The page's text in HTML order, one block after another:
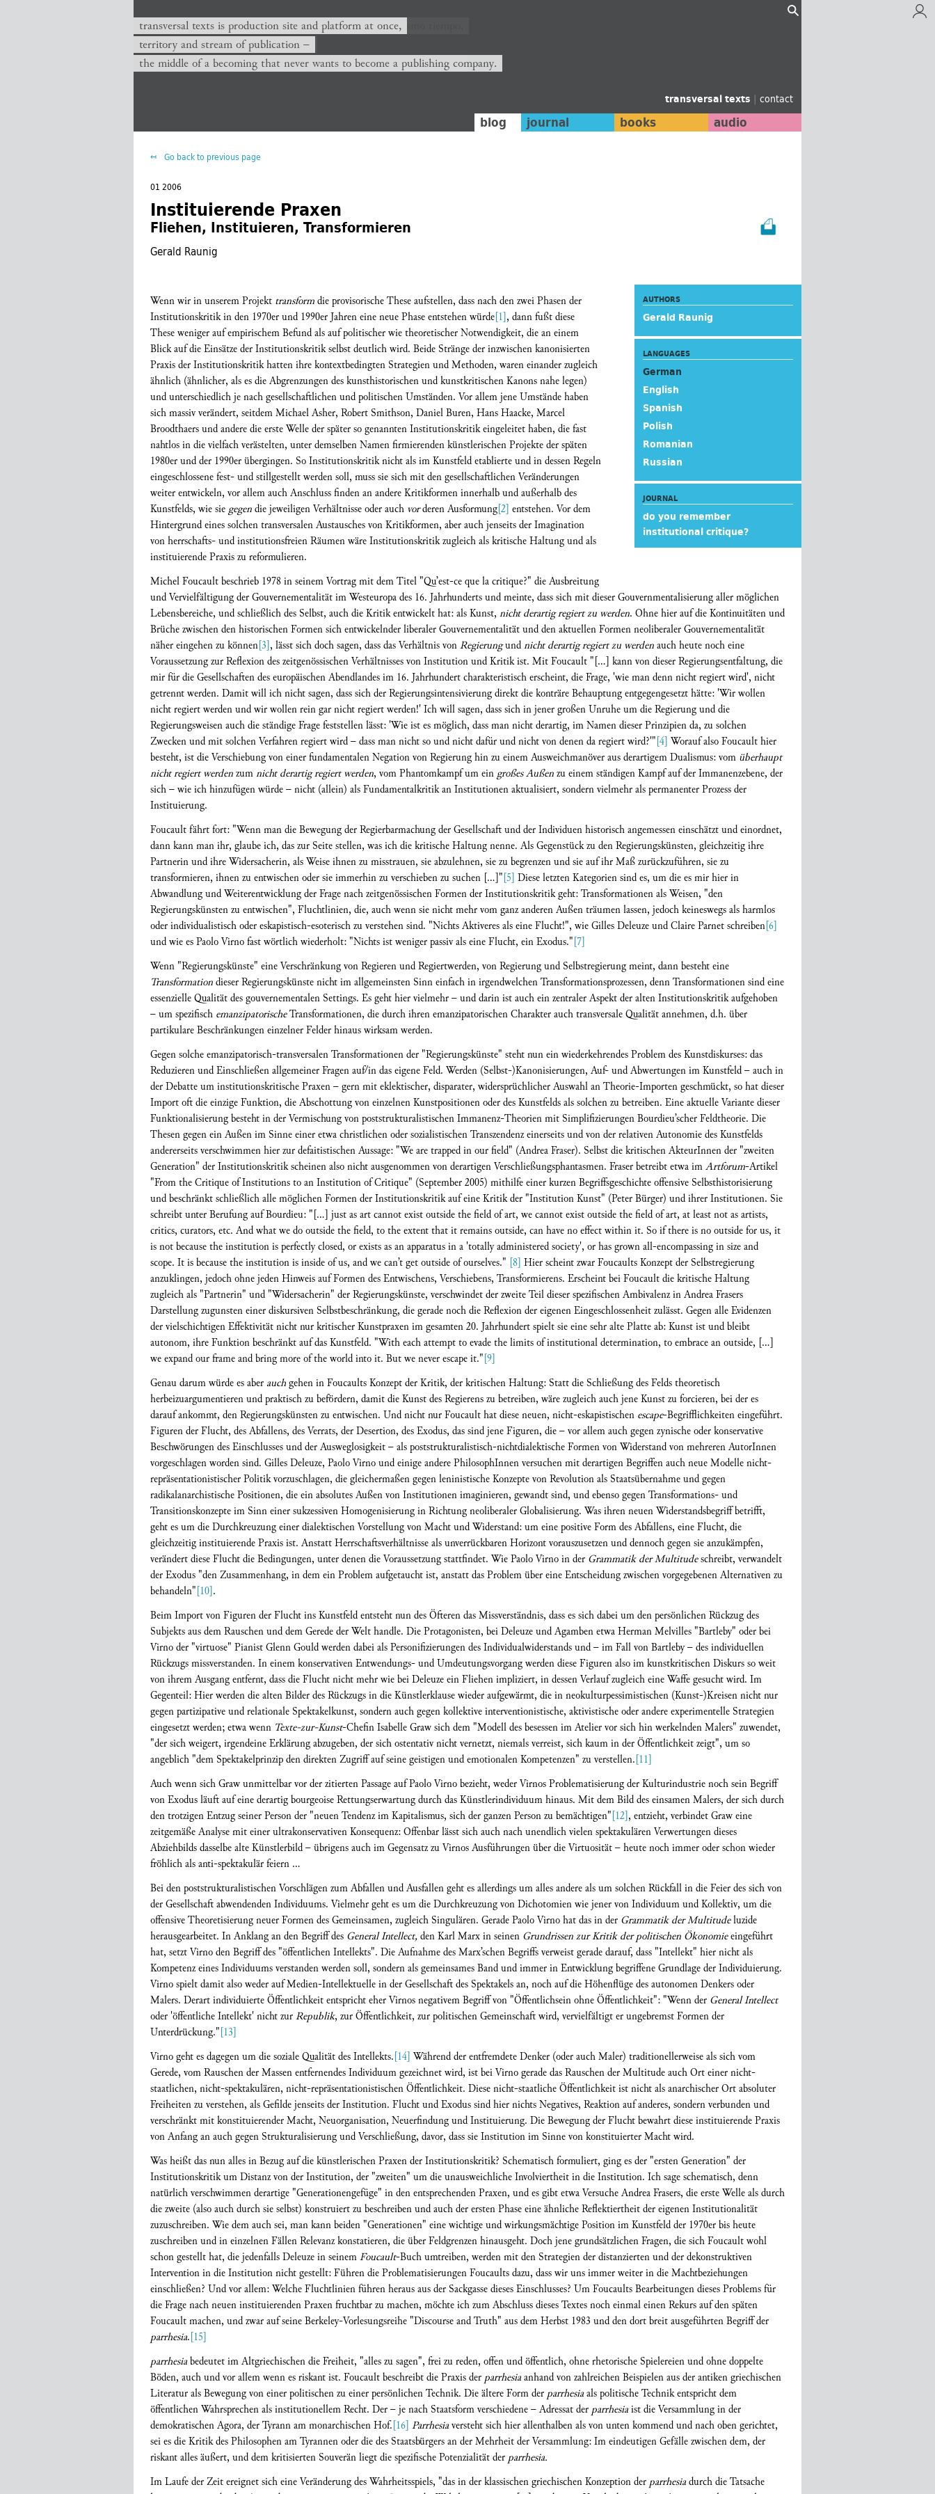
transversal texts is production site and platform at once,
territory and stream of publication −
the middle of a becoming that never wants to become a publishing company.
transversal texts | contact
blog journal books audio
Go back to previous page
01 2006
Instituierende Praxen
Fliehen, Instituieren, Transformieren
Gerald Raunig
AUTHORS
Gerald Raunig
LANGUAGES
German
English
Spanish
Polish
Romanian
Russian
JOURNAL
do you remember
institutional critique?
Wenn wir in unserem Projekt transformdie provisorische These aufstellen, dass nach den zwei Phasen der
Institutionskritik in den 1970er und 1990er Jahren eine neue Phase entstehen würde[1], dann fußt diese
These weniger auf empirischem Befund als auf politischer wie theoretischer Notwendigkeit, die an einem
Blick auf die Einsätze der Institutionskritik selbst deutlich wird. Beide Stränge der inzwischen kanonisierten
Praxis der Institutionskritik hatten ihre kontextbedingten Strategien und Methoden, waren einander zugleich
ähnlich (ähnlicher, als es die Abgrenzungen des kunsthistorischen und kunstkritischen Kanons nahe legen)
und unterschiedlich je nach gesellschaftlichen und politischen Umständen. Vor allem jene Umstände haben
sich massiv verändert, seitdem Michael Asher, Robert Smithson, Daniel Buren, Hans Haacke, Marcel
Broodthaers und andere die erste Welle der später so genannten Institutionskritik eingeleitet haben, die fast
nahtlos in die vielfach verästelten, unter demselben Namen firmierenden künstlerischen Projekte der späten
1980er und der 1990er übergingen. So Institutionskritik nicht als im Kunstfeld etablierte und in dessen Regeln
eingeschlossene fest- und stillgestellt werden soll, muss sie sich mit den gesellschaftlichen Veränderungen
weiter entwickeln, vor allem auch Anschluss finden an andere Kritikformen innerhalb und außerhalb des
Kunstfelds, wie siegegendie jeweiligen Verhältnisse oder auch vorderen Ausformung[2] entstehen. Vor dem
Hintergrund eines solchen transversalen Austausches von Kritikformen, aber auch jenseits der Imagination
von herrschafts- und institutionsfreien Räumen wäre Institutionskritik zugleich als kritische Haltung und als
instituierende Praxis zu reformulieren.
Michel Foucault beschrieb 1978 in seinem Vortrag mit dem Titel "Qu’est-ce que la critique?" die Ausbreitung
und Vervielfältigung der Gouvernementalität im Westeuropa des 16. Jahrhunderts und meinte, dass sich mit dieser Gouvernmentalisierung aller möglichen
Lebensbereiche, und schließlich des Selbst, auch die Kritik entwickelt hat: als Kunst, nicht derartig regiert zu werden. Ohne hier auf die Kontinuitäten und
Brüche zwischen den historischen Formen sich entwickelnder liberaler Gouvernementalität und den aktuellen Formen neoliberaler Gouvernementalität
näher eingehen zu können[3], lässt sich doch sagen, dass das Verhältnis vonRegierungundnicht derartig regiert zu werdenauch heute noch eine
Voraussetzung zur Reflexion des zeitgenössischen Verhältnisses von Institution und Kritik ist. Mit Foucault "[…] kann von dieser Regierungsentfaltung, die
mir für die Gesellschaften des europäischen Abendlandes im 16. Jahrhundert charakteristisch erscheint, die Frage, 'wie man denn nicht regiert wird', nicht
getrennt werden. Damit will ich nicht sagen, dass sich der Regierungsintensivierung direkt die konträre Behauptung entgegengesetzt hätte: 'Wir wollen
nicht regiert werden und wir wollen rein gar nicht regiert werden!' Ich will sagen, dass sich in jener großen Unruhe um die Regierung und die
Regierungsweisen auch die ständige Frage feststellen lässt: 'Wie ist es möglich, dass man nicht derartig, im Namen dieser Prinzipien da, zu solchen
Zwecken und mit solchen Verfahren regiert wird – dass man nicht so und nicht dafür und nicht von denen da regiert wird?'"[4] Worauf also Foucault hier
besteht, ist die Verschiebung von einer fundamentalen Negation von Regierung hin zu einem Ausweichmanöver aus derartigem Dualismus: vom überhaupt
nicht regiert werdenzumnicht derartig regiert werden, vom Phantomkampf um eingroßes Außenzu einem ständigen Kampf auf der Immanenzebene, der
sich – wie ich hinzufügen würde – nicht (allein) als Fundamentalkritik an Institutionen aktualisiert, sondern vielmehr als permanenter Prozess der
Instituierung.
Foucault fährt fort: "Wenn man die Bewegung der Regierbarmachung der Gesellschaft und der Individuen historisch angemessen einschätzt und einordnet,
dann kann man ihr, glaube ich, das zur Seite stellen, was ich die kritische Haltung nenne. Als Gegenstück zu den Regierungskünsten, gleichzeitig ihre
Partnerin und ihre Widersacherin, als Weise ihnen zu misstrauen, sie abzulehnen, sie zu begrenzen und sie auf ihr Maß zurückzuführen, sie zu
transformieren, ihnen zu entwischen oder sie immerhin zu verschieben zu suchen […]"[5] Diese letzten Kategorien sind es, um die es mir hier in
Abwandlung und Weiterentwicklung der Frage nach zeitgenössischen Formen der Institutionskritik geht: Transformationen als Weisen, "den
Regierungskünsten zu entwischen", Fluchtlinien, die, auch wenn sie nicht mehr vom ganz anderen Außen träumen lassen, jedoch keineswegs als harmlos
oder individualistisch oder eskapistisch-esoterisch zu verstehen sind. "Nichts Aktiveres als eine Flucht!", wie Gilles Deleuze und Claire Parnet schreiben[6]
und wie es Paolo Virno fast wörtlich wiederholt: "Nichts ist weniger passiv als eine Flucht, ein Exodus."[7]
Wenn "Regierungskünste" eine Verschränkung von Regieren und Regiertwerden, von Regierung und Selbstregierung meint, dann besteht eine
Transformationdieser Regierungskünste nicht im allgemeinsten Sinn einfach in irgendwelchen Transformationsprozessen, denn Transformationen sind eine
essenzielle Qualität des gouvernementalen Settings. Es geht hier vielmehr – und darin ist auch ein zentraler Aspekt der alten Institutionskritik aufgehoben
– um spezifisch emanzipatorischeTransformationen, die durch ihren emanzipatorischen Charakter auch transversale Qualität annehmen, d.h. über
partikulare Beschränkungen einzelner Felder hinaus wirksam werden.
Gegen solche emanzipatorisch-transversalen Transformationen der "Regierungskünste" steht nun ein wiederkehrendes Problem des Kunstdiskurses: das
Reduzieren und Einschließen allgemeiner Fragen auf/in das eigene Feld. Werden (Selbst-)Kanonisierungen, Auf- und Abwertungen im Kunstfeld – auch in
der Debatte um institutionskritische Praxen – gern mit eklektischer, disparater, widersprüchlicher Auswahl an Theorie-Importen geschmückt, so hat dieser
Import oft die einzige Funktion, die Abschottung von einzelnen Kunstpositionen oder des Kunstfelds als solchen zu betreiben. Eine aktuelle Variante dieser
Funktionalisierung besteht in der Vermischung von poststrukturalistischen Immanenz-Theorien mit Simplifizierungen Bourdieu’scher Feldtheorie. Die
Thesen gegen ein Außen im Sinne einer etwa christlichen oder sozialistischen Transzendenz einerseits und von der relativen Autonomie des Kunstfelds
andererseits verschwimmen hier zur defaitistischen Aussage: "We are trapped in our field" (Andrea Fraser). Selbst die kritischen AkteurInnen der "zweiten
Generation" der Institutionskritik scheinen also nicht ausgenommen von derartigen Verschließungsphantasmen. Fraser betreibt etwa imArtforum-Artikel
"From the Critique of Institutions to an Institution of Critique" (September 2005) mithilfe einer kurzen Begriffsgeschichte offensive Selbsthistorisierung
und beschränkt schließlich alle möglichen Formen der Institutionskritik auf eine Kritik der "Institution Kunst" (Peter Bürger) und ihrer Institutionen. Sie
schreibt unter Berufung auf Bourdieu: "[…] just as art cannot exist outside the field of art, we cannot exist outside the field of art, at least not as artists,
critics, curators, etc. And what we do outside the field, to the extent that it remains outside, can have no effect within it. So if there is no outside for us, it
is not because the institution is perfectly closed, or exists as an apparatus in a 'totally administered society', or has grown all-encompassing in size and
scope. It is because the institution is inside of us, and we can’t get outside of ourselves." [8] Hier scheint zwar Foucaults Konzept der Selbstregierung
anzuklingen, jedoch ohne jeden Hinweis auf Formen des Entwischens, Verschiebens, Transformierens. Erscheint bei Foucault die kritische Haltung
zugleich als "Partnerin" und "Widersacherin" der Regierungskünste, verschwindet der zweite Teil dieser spezifischen Ambivalenz in Andrea Frasers
Darstellung zugunsten einer diskursiven Selbstbeschränkung, die gerade noch die Reflexion der eigenen Eingeschlossenheit zulässt. Gegen alle Evidenzen
der vielschichtigen Effektivität nicht nur kritischer Kunstpraxen im gesamten 20. Jahrhundert spielt sie eine sehr alte Platte ab: Kunst ist und bleibt
autonom, ihre Funktion beschränkt auf das Kunstfeld. "With each attempt to evade the limits of institutional determination, to embrace an outside, […]
we expand our frame and bring more of the world into it. But we never escape it."[9]
Genau darum würde es aber auchgehen in Foucaults Konzept der Kritik, der kritischen Haltung: Statt die Schließung des Felds theoretisch
herbeizuargumentieren und praktisch zu befördern, damit die Kunst des Regierens zu betreiben, wäre zugleich auch jene Kunst zu forcieren, bei der es
darauf ankommt, den Regierungskünsten zu entwischen. Und nicht nur Foucault hat diese neuen, nicht-eskapistischen escape-Begrifflichkeiten eingeführt.
Figuren der Flucht, des Abfallens, des Verrats, der Desertion, des Exodus, das sind jene Figuren, die – vor allem auch gegen zynische oder konservative
Beschwörungen des Einschlusses und der Ausweglosigkeit – als poststrukturalistisch-nichtdialektische Formen von Widerstand von mehreren AutorInnen
vorgeschlagen worden sind. Gilles Deleuze, Paolo Virno und einige andere PhilosophInnen versuchen mit derartigen Begriffen auch neue Modelle nicht-
repräsentationistischer Politik vorzuschlagen, die gleichermaßen gegen leninistische Konzepte von Revolution als Staatsübernahme und gegen
radikalanarchistische Positionen, die ein absolutes Außen von Institutionen imaginieren, gewandt sind, und ebenso gegen Transformations- und
Transitionskonzepte im Sinn einer sukzessiven Homogenisierung in Richtung neoliberaler Globalisierung. Was ihren neuen Widerstandsbegriff betrifft,
geht es um die Durchkreuzung einer dialektischen Vorstellung von Macht und Widerstand: um eine positive Form des Abfallens, eine Flucht, die
gleichzeitig instituierende Praxis ist. Anstatt Herrschaftsverhältnisse als unverrückbaren Horizont vorauszusetzen und dennoch gegen sie anzukämpfen,
verändert diese Flucht die Bedingungen, unter denen die Voraussetzung stattfindet. Wie Paolo Virno in der Grammatik der Multitudeschreibt, verwandelt
der Exodus "den Zusammenhang, in dem ein Problem aufgetaucht ist, anstatt das Problem über eine Entscheidung zwischen vorgegebenen Alternativen zu
behandeln"[10].
Beim Import von Figuren der Flucht ins Kunstfeld entsteht nun des Öfteren das Missverständnis, dass es sich dabei um den persönlichen Rückzug des
Subjekts aus dem Rauschen und dem Gerede der Welt handle. Die Protagonisten, bei Deleuze und Agamben etwa Herman Melvilles "Bartleby" oder bei
Virno der "virtuose" Pianist Glenn Gould werden dabei als Personifizierungen des Individualwiderstands und – im Fall von Bartleby – des individuellen
Rückzugs missverstanden. In einem konservativen Entwendungs- und Umdeutungsvorgang werden diese Figuren also im kunstkritischen Diskurs so weit
von ihrem Ausgang entfernt, dass die Flucht nicht mehr wie bei Deleuze ein Fliehen impliziert, in dessen Verlauf zugleich eine Waffe gesucht wird. Im
Gegenteil: Hier werden die alten Bilder des Rückzugs in die Künstlerklause wieder aufgewärmt, die in neokulturpessimistischen (Kunst‑)Kreisen nicht nur
gegen partizipative und relationale Spektakelkunst, sondern auch gegen kollektive interventionistische, aktivistische oder andere experimentelle Strategien
eingesetzt werden; etwa wenn Texte-zur-Kunst-Chefin Isabelle Graw sich dem "Modell des besessen im Atelier vor sich hin werkelnden Malers" zuwendet,
"der sich weigert, irgendeine Erklärung abzugeben, der sich ostentativ nicht vernetzt, niemals verreist, sich kaum in der Öffentlichkeit zeigt", um so
angeblich "dem Spektakelprinzip den direkten Zugriff auf seine geistigen und emotionalen Kompetenzen" zu verstellen.[11]
Auch wenn sich Graw unmittelbar vor der zitierten Passage auf Paolo Virno bezieht, weder Virnos Problematisierung der Kulturindustrie noch sein Begriff
von Exodus läuft auf eine derartig bourgeoise Rettungserwartung durch das Künstlerindividuum hinaus. Mit dem Bild des einsamen Malers, der sich durch
den trotzigen Entzug seiner Person der "neuen Tendenz im Kapitalismus, sich der ganzen Person zu bemächtigen"[12], entzieht, verbindet Graw eine
zeitgemäße Analyse mit einer ultrakonservativen Konsequenz: Offenbar lässt sich auch nach unendlich vielen spektakulären Verwertungen dieses
Abziehbilds dasselbe alte Künstlerbild – übrigens auch im Gegensatz zu Virnos Ausführungen über die Virtuosität – heute noch immer oder schon wieder
fröhlich als anti-spektakulär feiern …
Bei den poststrukturalistischen Vorschlägen zum Abfallen und Ausfallen geht es allerdings um alles andere als um solchen Rückfall in die Feier des sich von
der Gesellschaft abwendenden Individuums. Vielmehr geht es um die Durchkreuzung von Dichotomien wie jener von Individuum und Kollektiv, um die
offensive Theoretisierung neuer Formen des Gemeinsamen, zugleich Singulären. Gerade Paolo Virno hat das in der Grammatik der Multitudeluzide
herausgearbeitet. In Anklang an den Begriff des General Intellect,den Karl Marx in seinen Grundrissen zur Kritik der politischen Ökonomieeingeführt
hat, setzt Virno den Begriff des "öffentlichen Intellekts". Die Aufnahme des Marx’schen Begriffs verweist gerade darauf, dass "Intellekt" hier nicht als
Kompetenz eines Individuums verstanden werden soll, sondern als gemeinsames Band und immer in Entwicklung begriffene Grundlage der Individuierung.
Virno spielt damit also weder auf Medien-Intellektuelle in der Gesellschaft des Spektakels an, noch auf die Höhenflüge des autonomen Denkers oder
Malers. Derart individuierte Öffentlichkeit entspricht eher Virnos negativem Begriff von "Öffentlichsein ohne Öffentlichkeit": "Wenn der General Intellect
oder 'öffentliche Intellekt' nicht zurRepublik, zur Öffentlichkeit, zur politischen Gemeinschaft wird, vervielfältigt er ungebremst Formen der
Unterdrückung."[13]
Virno geht es dagegen um die soziale Qualität des Intellekts.[14] Während der entfremdete Denker (oder auch Maler) traditionellerweise als sich vom
Gerede, vom Rauschen der Massen entfernendes Individuum gezeichnet wird, ist bei Virno gerade das Rauschen der Multitude auch Ort einer nicht-
staatlichen, nicht-spektakulären, nicht-repräsentationistischen Öffentlichkeit. Diese nicht-staatliche Öffentlichkeit ist nicht als anarchischer Ort absoluter
Freiheiten zu verstehen, als Gefilde jenseits der Institution. Flucht und Exodus sind hier nichts Negatives, Reaktion auf anderes, sondern verbunden und
verschränkt mit konstituierender Macht, Neuorganisation, Neuerfindung und Instituierung. Die Bewegung der Flucht bewahrt diese instituierende Praxis
von Anfang an auch gegen Strukturalisierung und Verschließung, davor, dass sie Institution im Sinne von konstituierter Macht wird.
Was heißt das nun alles in Bezug auf die künstlerischen Praxen der Institutionskritik? Schematisch formuliert, ging es der "ersten Generation" der
Institutionskritik um Distanz von der Institution, der "zweiten" um die unausweichliche Involviertheit in die Institution. Ich sage schematisch, denn
natürlich verschwimmen derartige "Generationengefüge" in den entsprechenden Praxen, und es gibt etwa Versuche Andrea Frasers, die erste Welle als durch
die zweite (also auch durch sie selbst) konstruiert zu beschreiben und auch der ersten Phase eine ähnliche Reflektiertheit der eigenen Institutionalität
zuzuschreiben. Wie dem auch sei, man kann beiden "Generationen" eine wichtige und wirkungsmächtige Position im Kunstfeld der 1970er bis heute
zuschreiben und in einzelnen Fällen Relevanz konstatieren, die über Feldgrenzen hinausgeht. Doch jene grundsätzlichen Fragen, die sich Foucault wohl
schon gestellt hat, die jedenfalls Deleuze in seinemFoucault-Buch umtreiben, werden mit den Strategien der distanzierten und der dekonstruktiven
Intervention in die Institution nicht gestellt: Führen die Problematisierungen Foucaults dazu, dass wir uns immer weiter in die Machtbeziehungen
einschließen? Und vor allem: Welche Fluchtlinien führen heraus aus der Sackgasse dieses Einschlusses? Um Foucaults Bearbeitungen dieses Problems für
die Frage nach neuen instituierenden Praxen fruchtbar zu machen, möchte ich zum Abschluss dieses Textes noch einmal einen Rekurs auf den späten
Foucault machen, und zwar auf seine Berkeley-Vorlesungsreihe "Discourse and Truth" aus dem Herbst 1983 und den dort breit ausgeführten Begriff der
parrhesia.[15]
parrhesiabedeutet im Altgriechischen die Freiheit, "alles zu sagen", frei zu reden, offen und öffentlich, ohne rhetorische Spielereien und ohne doppelte
Böden, auch und vor allem wenn es riskant ist. Foucault beschreibt die Praxis der parrhesiaanhand von zahlreichen Beispielen aus der antiken griechischen
Literatur als Bewegung von einer politischen zu einer persönlichen Technik. Die ältere Form der parrhesiaals politische Technik entspricht dem
öffentlichen Wahrsprechen als institutionellem Recht. Der – je nach Staatsform verschiedene – Adressat der parrhesiaist die Versammlung in der
demokratischen Agora, der Tyrann am monarchischen Hof.[16] Parrhesiaversteht sich hier allenthalben als von unten kommend und nach oben gerichtet,
sei es die Kritik des Philosophen am Tyrannen oder die des Staatsbürgers an der Mehrheit der Versammlung: Im eindeutigen Gefälle zwischen dem, der
riskant alles äußert, und dem kritisierten Souverän liegt die spezifische Potenzialität der parrhesia.
Im Laufe der Zeit ereignet sich eine Veränderung des Wahrheitsspiels, "das in der klassischen griechischen Konzeption der parrhesiadurch die Tatsache